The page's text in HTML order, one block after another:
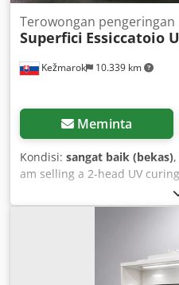
Kežmarok 10.339 km
Terowongan pengeringan
Superfici Essiccatoio
Meminta
Kondisi: sangat baik (bekas)
am selling a 2-head UV
UV Codpfxjffk Etj Ah Tjha
TT1 3500. Year of
immediately. Requires